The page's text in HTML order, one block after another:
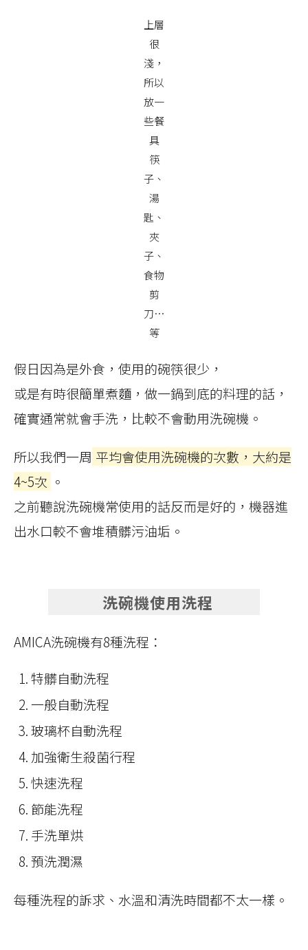
上層
很
淺，
所以
放一
些餐
具
筷
子、
湯
匙、
夾
子、
食物
剪
刀…
等
假日因為是外食，使用的碗筷很少，
或是有時很簡單煮麵，做一鍋到底的料理的話，
確實通常就會手洗，比較不會動用洗碗機。
所以我們一周 平均會使用洗碗機的次數，大約是
4~5次 。
之前聽說洗碗機常使用的話反而是好的，機器進
出水口較不會堆積髒污油垢。
洗碗機使用洗程
AMICA洗碗機有8種洗程：
特髒自動洗程
一般自動洗程
玻璃杯自動洗程
加強衛生殺菌行程
快速洗程
節能洗程
手洗單烘
預洗潤濕
每種洗程的訴求、水溫和清洗時間都不太一樣。